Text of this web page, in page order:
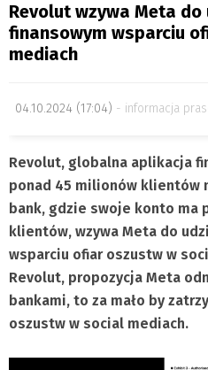
Revolut wzywa Meta do
finansowym wsparciu
mediach
04.10.2024 (17:04) informacja
Revolut, globalna aplikacja
ponad 45 milionów klientów
bank, gdzie swoje konto ma
klientów, wzywa Meta do
wsparciu ofiar oszustw w
Revolut, propozycja Meta
bankami, to za mało by
oszustw w social mediach.